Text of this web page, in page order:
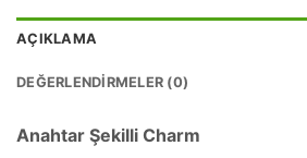
AÇIKLAMA
DEĞERLENDIRMELER (0)
Anahtar Şekilli Charm